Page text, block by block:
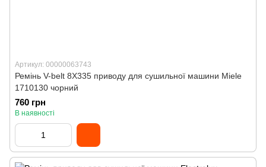
Артикул: 00000063743
Ремінь V-belt 8X335 приводу для сушильної машини Miele
1710130 чорний
760 грн
В наявності